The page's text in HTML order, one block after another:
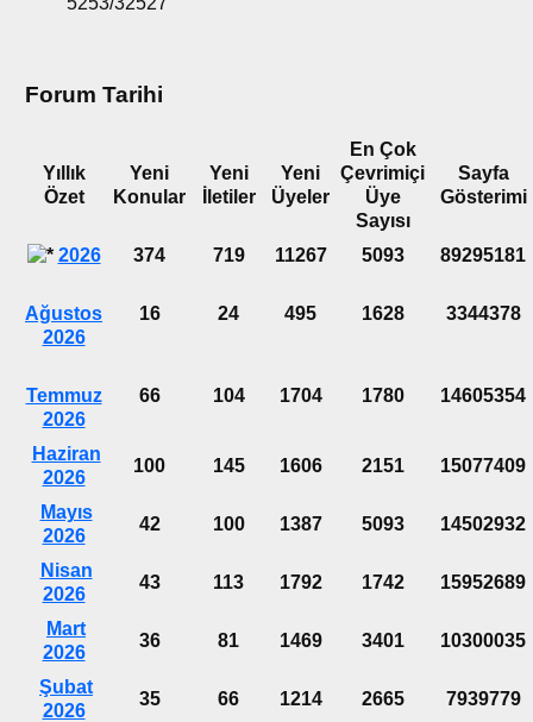
Forum Tarihi
Yıllık
Özet
Yeni
Konular
Yeni
İletiler
Yeni
Üyeler
En Çok
Çevrimiçi
Üye
Sayısı
Sayfa
Gösterimi
2026 374 719 11267 5093 89295181
Ağustos
2026
16 24 495 1628 3344378
Temmuz
2026
66 104 1704 1780 14605354
Haziran
2026
100 145 1606 2151 15077409
Mayıs
2026
42 100 1387 5093 14502932
Nisan
2026
43 113 1792 1742 15952689
Mart
2026
36 81 1469 3401 10300035
Şubat
2026
35 66 1214 2665 7939779